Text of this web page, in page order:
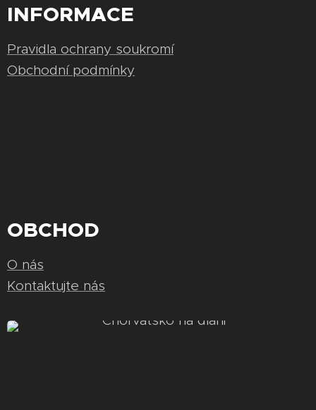
INFORMACE
Pravidla ochrany soukromí
Obchodní podmínky
OBCHOD
O nás
Kontaktujte nás